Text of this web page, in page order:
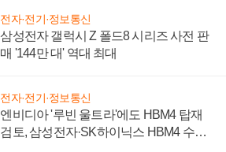
전자·전기·정보통신
삼성전자 갤럭시 Z 폴드8 시리즈 사전 판
매 '144만 대' 역대 최대
전자·전기·정보통신
엔비디아 '루빈 울트라'에도 HBM4 탑재
검토, 삼성전자·SK하이닉스 HBM4 수율